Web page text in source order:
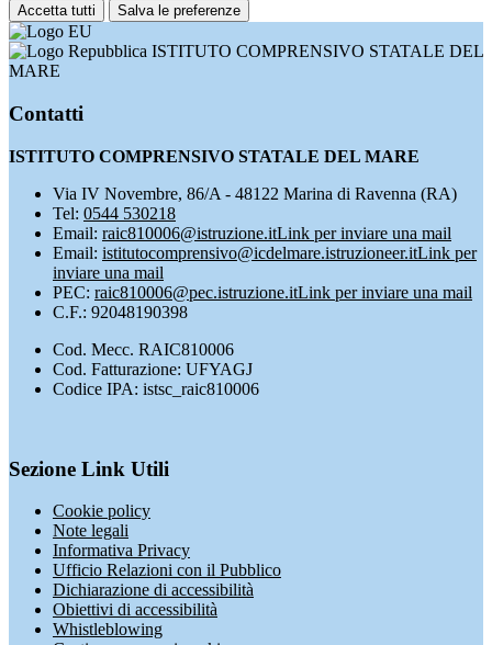
Accetta tutti Salva le preferenze
ISTITUTO COMPRENSIVO STATALE DEL
MARE
Contatti
ISTITUTO COMPRENSIVO STATALE DEL MARE
Via IV Novembre, 86/A - 48122 Marina di Ravenna (RA)
Tel: 0544 530218
Email: raic810006@istruzione.itLink per inviare una mail
Email: istitutocomprensivo@icdelmare.istruzioneer.itLink per
inviare una mail
PEC: raic810006@pec.istruzione.itLink per inviare una mail
C.F.: 92048190398
Cod. Mecc. RAIC810006
Cod. Fatturazione: UFYAGJ
Codice IPA: istsc_raic810006
Sezione Link Utili
Cookie policy
Note legali
Informativa Privacy
Ufficio Relazioni con il Pubblico
Dichiarazione di accessibilità
Obiettivi di accessibilità
Whistleblowing